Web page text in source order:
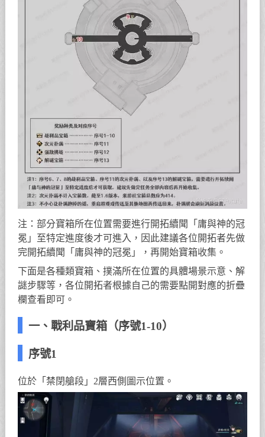
注：部分寶箱所在位置需要進行開拓續聞「庸與神的冠
冕」至特定進度後才可進入，因此建議各位開拓者先做
完開拓續聞「庸與神的冠冕」，再開始寶箱收集。
下面是各種類寶箱、撲滿所在位置的具體場景示意、解
謎步驟等，各位開拓者根據自己的需要點開對應的折疊
欄查看即可。
一、戰利品寶箱（序號1-10）
序號1
位於「禁閉艙段」2層西側圖示位置。